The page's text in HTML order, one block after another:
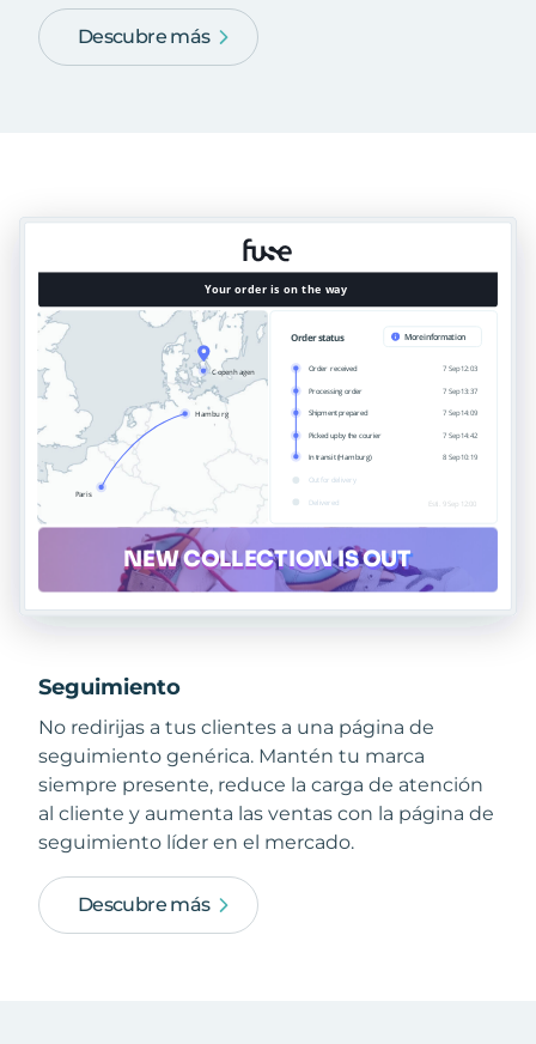
Descubre más
Seguimiento
No redirijas a tus clientes a una página de
seguimiento genérica. Mantén tu marca
siempre presente, reduce la carga de atención
al cliente y aumenta las ventas con la página de
seguimiento líder en el mercado.
Descubre más